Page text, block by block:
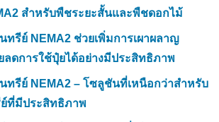
สำหรับพืชระยะสั้นและพืชดอกไม้
รีย์ NEMA2 ช่วยเพิ่มการเผาผลาญ
ลดการใช้ปุ๋ยได้อย่างมีประสิทธิภาพ
รีย์ NEMA2 – โซลูชันที่เหนือกว่าสำหรับ
ที่มีประสิทธิภาพ